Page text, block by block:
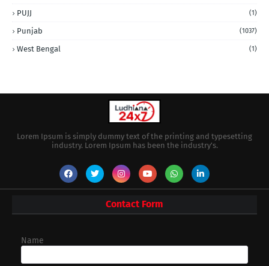
PUJJ (1)
Punjab (1037)
West Bengal (1)
Lorem Ipsum is simply dummy text of the printing and typesetting
industry. Lorem Ipsum has been the industry's.
Contact Form
Name